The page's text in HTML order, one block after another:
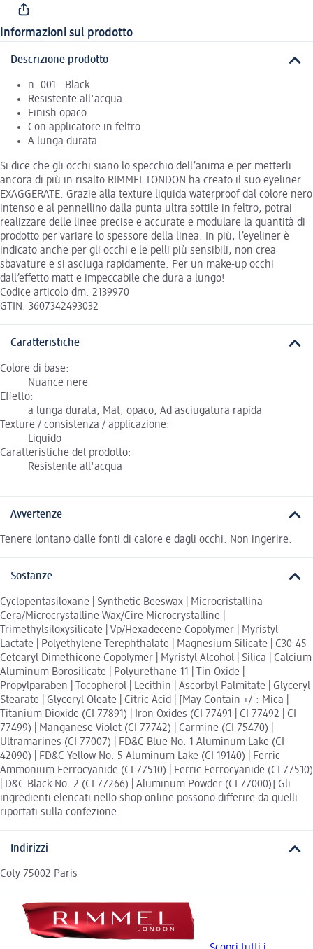
Informazioni sul prodotto
Descrizione prodotto
n. 001 - Black
Resistente all'acqua
Finish opaco
Con applicatore in feltro
A lunga durata
Si dice che gli occhi siano lo specchio dell’anima e per metterli
ancora di più in risalto RIMMEL LONDON ha creato il suo eyeliner
EXAGGERATE. Grazie alla texture liquida waterproof dal colore nero
intenso e al pennellino dalla punta ultra sottile in feltro, potrai
realizzare delle linee precise e accurate e modulare la quantità di
prodotto per variare lo spessore della linea. In più, l’eyeliner è
indicato anche per gli occhi e le pelli più sensibili, non crea
sbavature e si asciuga rapidamente. Per un make-up occhi
dall’effetto matt e impeccabile che dura a lungo!
Codice articolo dm: 2139970
GTIN: 3607342493032
Caratteristiche
Colore di base:
Nuance nere
Effetto:
a lunga durata, Mat, opaco, Ad asciugatura rapida
Texture / consistenza / applicazione:
Liquido
Caratteristiche del prodotto:
Resistente all'acqua
Avvertenze
Tenere lontano dalle fonti di calore e dagli occhi. Non ingerire.
Sostanze
Cyclopentasiloxane | Synthetic Beeswax | Microcristallina
Cera/Microcrystalline Wax/Cire Microcrystalline |
Trimethylsiloxysilicate | Vp/Hexadecene Copolymer | Myristyl
Lactate | Polyethylene Terephthalate | Magnesium Silicate | C30-45
Cetearyl Dimethicone Copolymer | Myristyl Alcohol | Silica | Calcium
Aluminum Borosilicate | Polyurethane-11 | Tin Oxide |
Propylparaben | Tocopherol | Lecithin | Ascorbyl Palmitate | Glyceryl
Stearate | Glyceryl Oleate | Citric Acid | [May Contain +/-: Mica |
Titanium Dioxide (CI 77891) | Iron Oxides (CI 77491 | CI 77492 | CI
77499) | Manganese Violet (CI 77742) | Carmine (CI 75470) |
Ultramarines (CI 77007) | FD&C Blue No. 1 Aluminum Lake (CI
42090) | FD&C Yellow No. 5 Aluminum Lake (CI 19140) | Ferric
Ammonium Ferrocyanide (CI 77510) | Ferric Ferrocyanide (CI 77510)
| D&C Black No. 2 (CI 77266) | Aluminum Powder (CI 77000)] Gli
ingredienti elencati nello shop online possono differire da quelli
riportati sulla confezione.
Indirizzi
Coty 75002 Paris